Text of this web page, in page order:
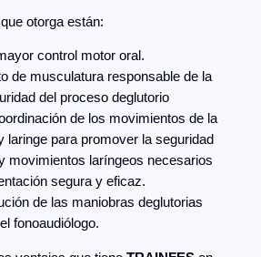
otorga están:
control motor oral.
de musculatura responsable de la
del proceso deglutorio
de los movimientos de la
laringe para promover la seguridad
movimientos laríngeos necesarios
segura y eficaz.
de las maniobras deglutorias
fonoaudiólogo.